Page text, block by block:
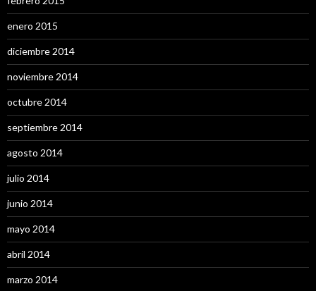
enero 2015
diciembre 2014
noviembre 2014
octubre 2014
septiembre 2014
agosto 2014
julio 2014
junio 2014
mayo 2014
abril 2014
marzo 2014